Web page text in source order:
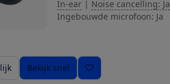
toe
In-ear | Noise cancelling: Ja
Ingebouwde microfoon: Ja
Bekijk snel